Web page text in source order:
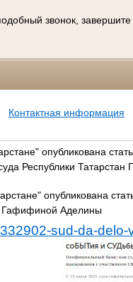
звонок,
Контактная информация
опубликована
суда Республики
опубликована
Гафифиной Аделины
sud-da-delo-